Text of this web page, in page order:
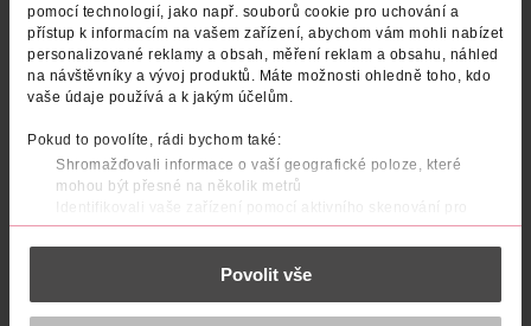
pomocí technologií, jako např. souborů cookie pro uchování a
přístup k informacím na vašem zařízení, abychom vám mohli nabízet
personalizované reklamy a obsah, měření reklam a obsahu, náhled
na návštěvníky a vývoj produktů. Máte možnosti ohledně toho, kdo
vaše údaje používá a k jakým účelům.
Pokud to povolíte, rádi bychom také:
Shromažďovali informace o vaší geografické poloze, které
mohou být přesné na několik metrů
Identifikovali vaše zařízení pomocí aktivního skenování pro
konkrétní charakteristiky (otisk prstu)
Zjistěte více o tom, jak zpracováváme vaše osobní údaje, a nastavte
části s podrobnostmi . Svůj souhlas můžete kdykoliv
Povolit vše
Balzám na rty Classic
24.90 Kč
Balzám na rty Aloe vera